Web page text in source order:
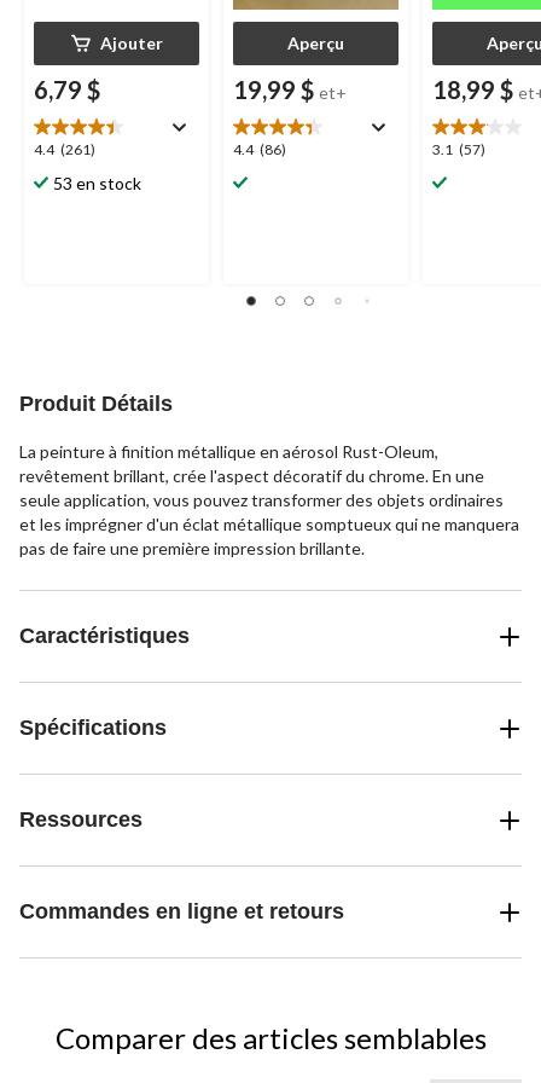
Ajouter
6,79 $
4.4 (261)
4.4
étoile(s)
sur
53 en stock
Aperçu
19,99 $ et+
4.4 (86)
4.4
étoile(s)
18,99 $
3.1 (57)
3.1
étoile(s)
Produit Détails
La peinture à finition métallique en aérosol Rust-Oleum,
revêtement brillant, crée l'aspect décoratif du chrome. En une
seule application, vous pouvez transformer des objets ordinaires
et les imprégner d'un éclat métallique somptueux qui ne manquera
pas de faire une première impression brillante.
Caractéristiques
Spécifications
Ressources
Commandes en ligne et retours
Comparer des articles semblables